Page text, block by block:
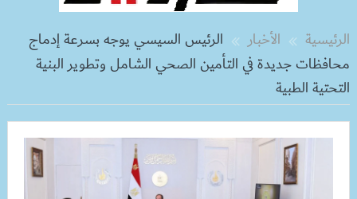
الرئيسية الأخبار
الرئيس السيسي يوجه بسرعة إدماج
محافظات جديدة في التأمين الصحي الشامل وتطوير البنية
التحتية الطبية